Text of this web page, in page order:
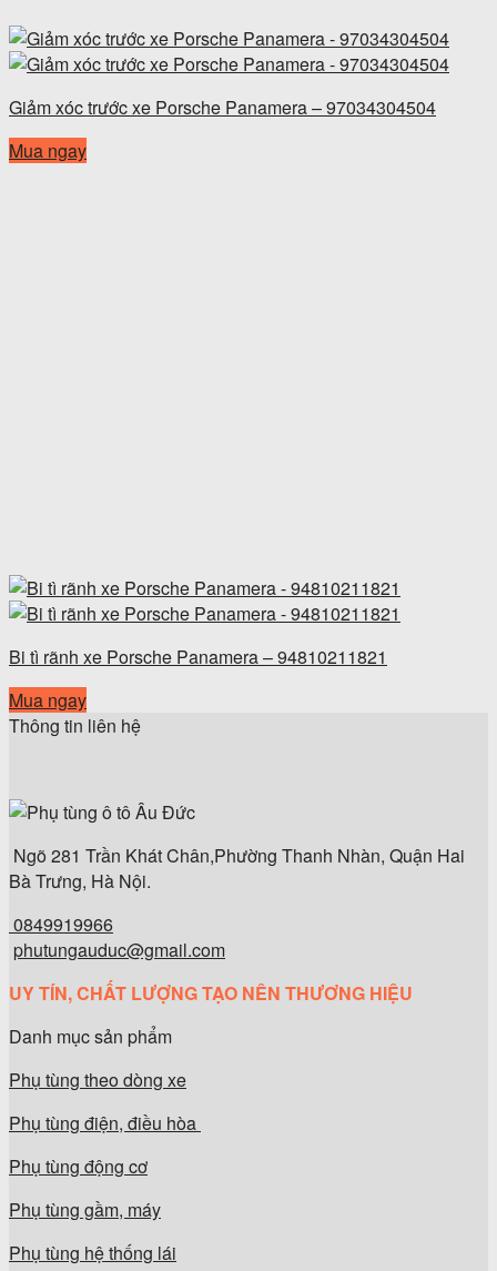
Giảm xóc trước xe Porsche Panamera – 97034304504
Mua ngay
Bi tì rãnh xe Porsche Panamera – 94810211821
Mua ngay
Thông tin liên hệ
Ngõ 281 Trần Khát Chân,Phường Thanh Nhàn, Quận Hai
Bà Trưng, Hà Nội.
0849919966
phutungauduc@gmail.com
UY TÍN, CHẤT LƯỢNG TẠO NÊN THƯƠNG HIỆU
Danh mục sản phẩm
Phụ tùng theo dòng xe
Phụ tùng điện, điều hòa
Phụ tùng động cơ
Phụ tùng gầm, máy
Phụ tùng hệ thống lái